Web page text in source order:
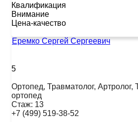
Квалификация
Внимание
Цена-качество
Еремко Сергей Сергеевич
5
Ортопед, Травматолог, Артролог,
ортопед
Стаж: 13
+7 (499) 519-38-52